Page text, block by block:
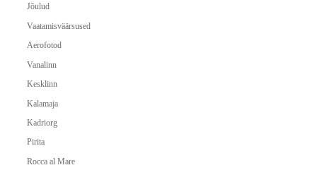
Jõulud
Vaatamisväärsused
Aerofotod
Vanalinn
Kesklinn
Kalamaja
Kadriorg
Pirita
Rocca al Mare